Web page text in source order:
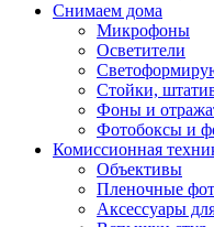
Снимаем дома
Микрофоны
Осветители
Стойки,
Фоны и
Фотобоксы и
Комиссионная
Объективы
Пленочные
Аксессуары